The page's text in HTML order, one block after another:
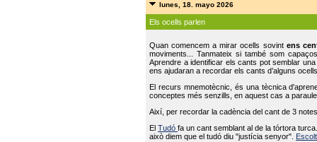
lunes, 18. mayo 2026
Els ocells parlen
Quan comencem a mirar ocells sovint ens
moviments... Tanmateix si també som
Aprendre a identificar els cants pot semblar
ens ajudaran a recordar els cants d’alguns
El recurs mnemotècnic, és una tècnica
conceptes més senzills, en aquest cas a
Així, per recordar la cadència del cant de 3
ElTudófa un cant semblant al de la tórtora
això diem que el tudó diu "justícia senyor".